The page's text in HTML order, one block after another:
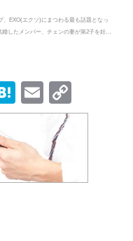
、EXO(エクソ)にまつわる最も話題となっ
したメンバー、チェンの妻が第2子を妊
H
at
e
n
a
E
m
ail
o
Li